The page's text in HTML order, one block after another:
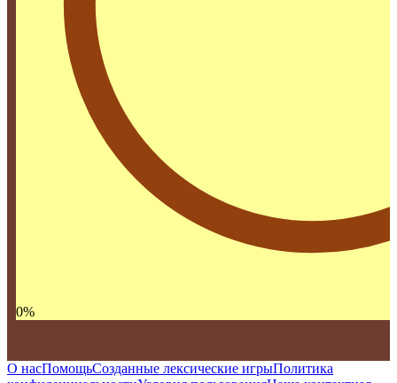
0%
О насПомощьСозданные лексические игрыПолитика